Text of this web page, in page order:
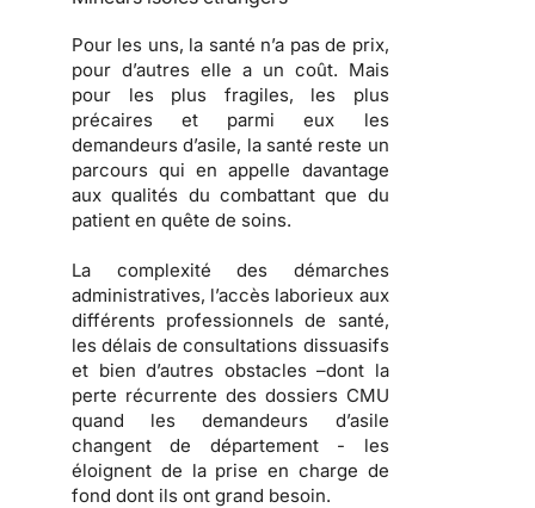
Pour les uns, la santé n’a pas de prix,
pour d’autres elle a un coût. Mais
pour les plus fragiles, les plus
précaires et parmi eux les
demandeurs d’asile, la santé reste un
parcours qui en appelle davantage
aux qualités du combattant que du
patient en quête de soins.
La complexité des démarches
administratives, l’accès laborieux aux
différents professionnels de santé,
les délais de consultations dissuasifs
et bien d’autres obstacles –dont la
perte récurrente des dossiers CMU
quand les demandeurs d’asile
changent de département - les
éloignent de la prise en charge de
fond dont ils ont grand besoin.